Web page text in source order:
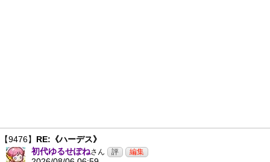
【9476】 RE:《ハーデス》
初代ゆるせぽねさん